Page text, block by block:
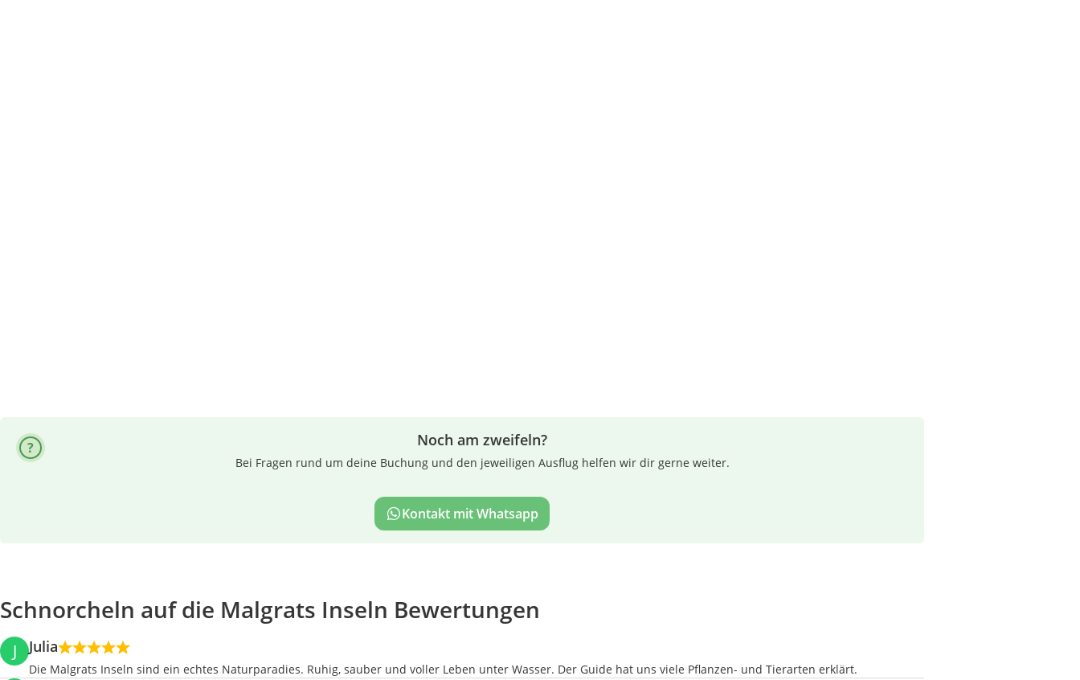
Noch am zweifeln?
Bei Fragen rund um deine Buchung und den jeweiligen Ausflug helfen wir dir gerne weiter.
Kontakt mit Whatsapp
Schnorcheln auf die Malgrats Inseln Bewertungen
J Julia
Die Malgrats Inseln sind ein echtes Naturparadies. Ruhig, sauber und voller Leben unter Wasser. Der Guide hat uns viele Pflanzen- und Tierarten erklärt.